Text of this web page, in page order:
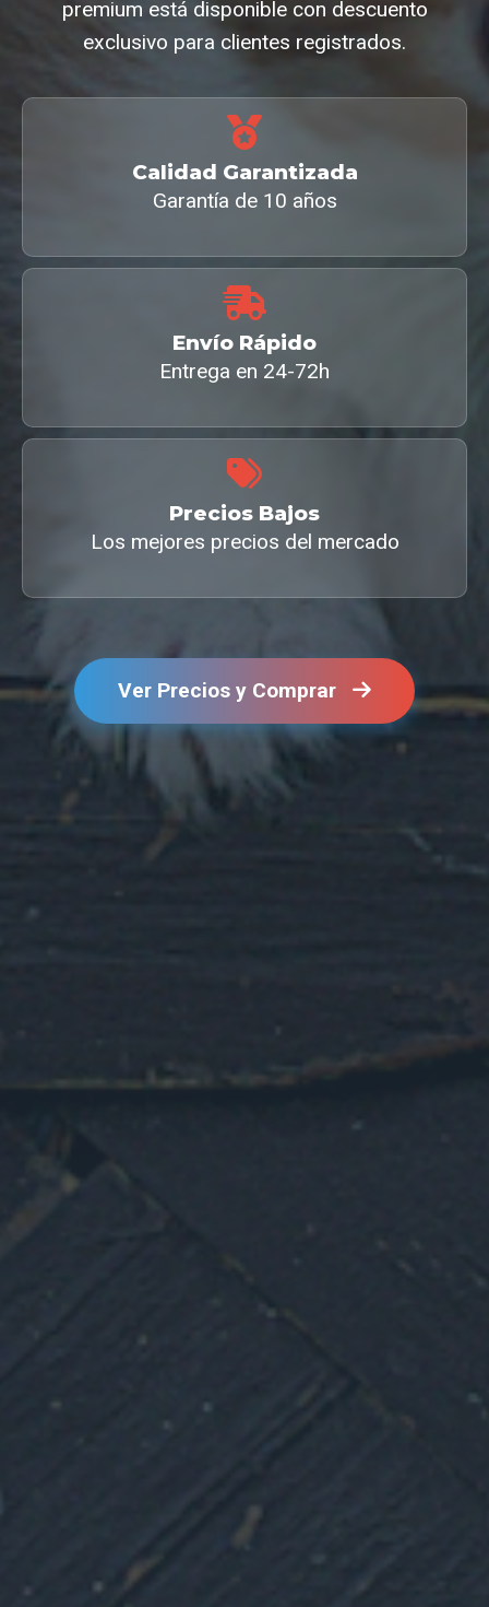
premium está disponible con descuento
exclusivo para clientes registrados.
Calidad Garantizada
Garantía de 10 años
Envío Rápido
Entrega en 24-72h
Precios Bajos
Los mejores precios del mercado
Ver Precios y Comprar